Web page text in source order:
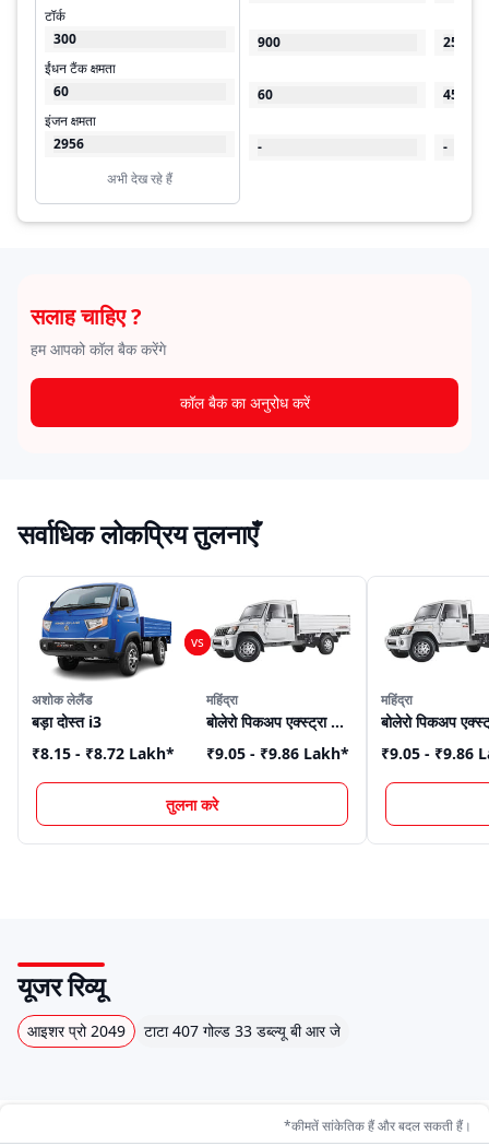
टॉर्क
300
ईंधन टैंक क्षमता
60
इंजन क्षमता
2956
अभी देख रहे हैं
900
60
-
250
45
-
सलाह चाहिए ?
हम आपको कॉल बैक करेंगे
कॉल बैक का अनुरोध करें
सर्वाधिक लोकप्रिय तुलनाएँ
अशोक लेलैंड
बड़ा दोस्त i3
₹8.15 - ₹8.72 Lakh*
महिंद्रा
बोलेरो पिकअप एक्स्ट्रा लॉन्ग
₹9.05 - ₹9.86 Lakh*
तुलना करे
महिंद्रा
₹9.05 - ₹9.86
यूजर रिव्यू
आइशर प्रो 2049 टाटा 407 गोल्ड 33 डब्ल्यू बी आर जे
*कीमतें सांकेतिक हैं और बदल सकती हैं।